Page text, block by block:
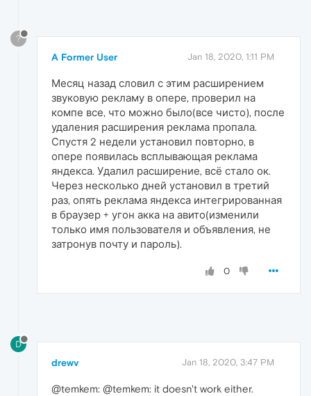
?
A Former User Jan 18, 2020, 1:11 PM
Месяц назад словил с этим расширением
звуковую рекламу в опере, проверил на
компе все, что можно было(все чисто), после
удаления расширения реклама пропала.
Спустя 2 недели установил повторно, в
опере появилась всплывающая реклама
яндекса. Удалил расширение, всё стало ок.
Через несколько дней установил в третий
раз, опять реклама яндекса интегрированная
в браузер + угон акка на авито(изменили
только имя пользователя и объявления, не
затронув почту и пароль).
0
D
drewv Jan 18, 2020, 3:47 PM
@temkem: @temkem: it doesn't work either.